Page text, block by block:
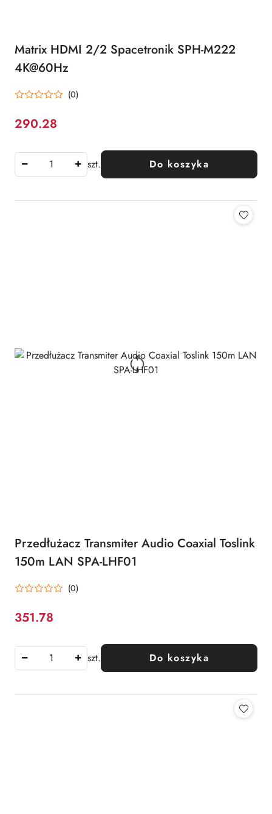
Matrix HDMI 2/2 Spacetronik SPH-M222
4K@60Hz
(0)
Cena:
290.28
szt. Do koszyka
Przedłużacz Transmiter Audio Coaxial Toslink
150m LAN SPA-LHF01
(0)
Cena:
351.78
szt. Do koszyka